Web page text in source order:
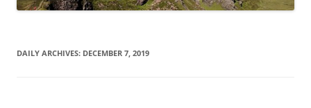
DAILY ARCHIVES: DECEMBER 7, 2019